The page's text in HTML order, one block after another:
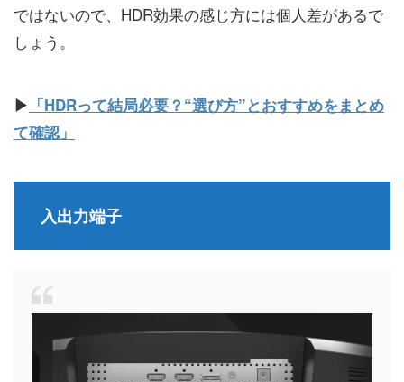
ではないので、HDR効果の感じ方には個人差があるで
しょう。
▶ 「HDRって結局必要？“選び方”とおすすめをまとめ
て確認」
入出力端子